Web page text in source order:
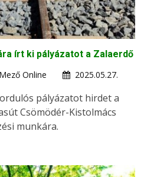
írt ki pályázatot a Zalaerdő
Online
2025.05.27.
pályázatot hirdet a
Csömödér-Kistolmács
munkára.